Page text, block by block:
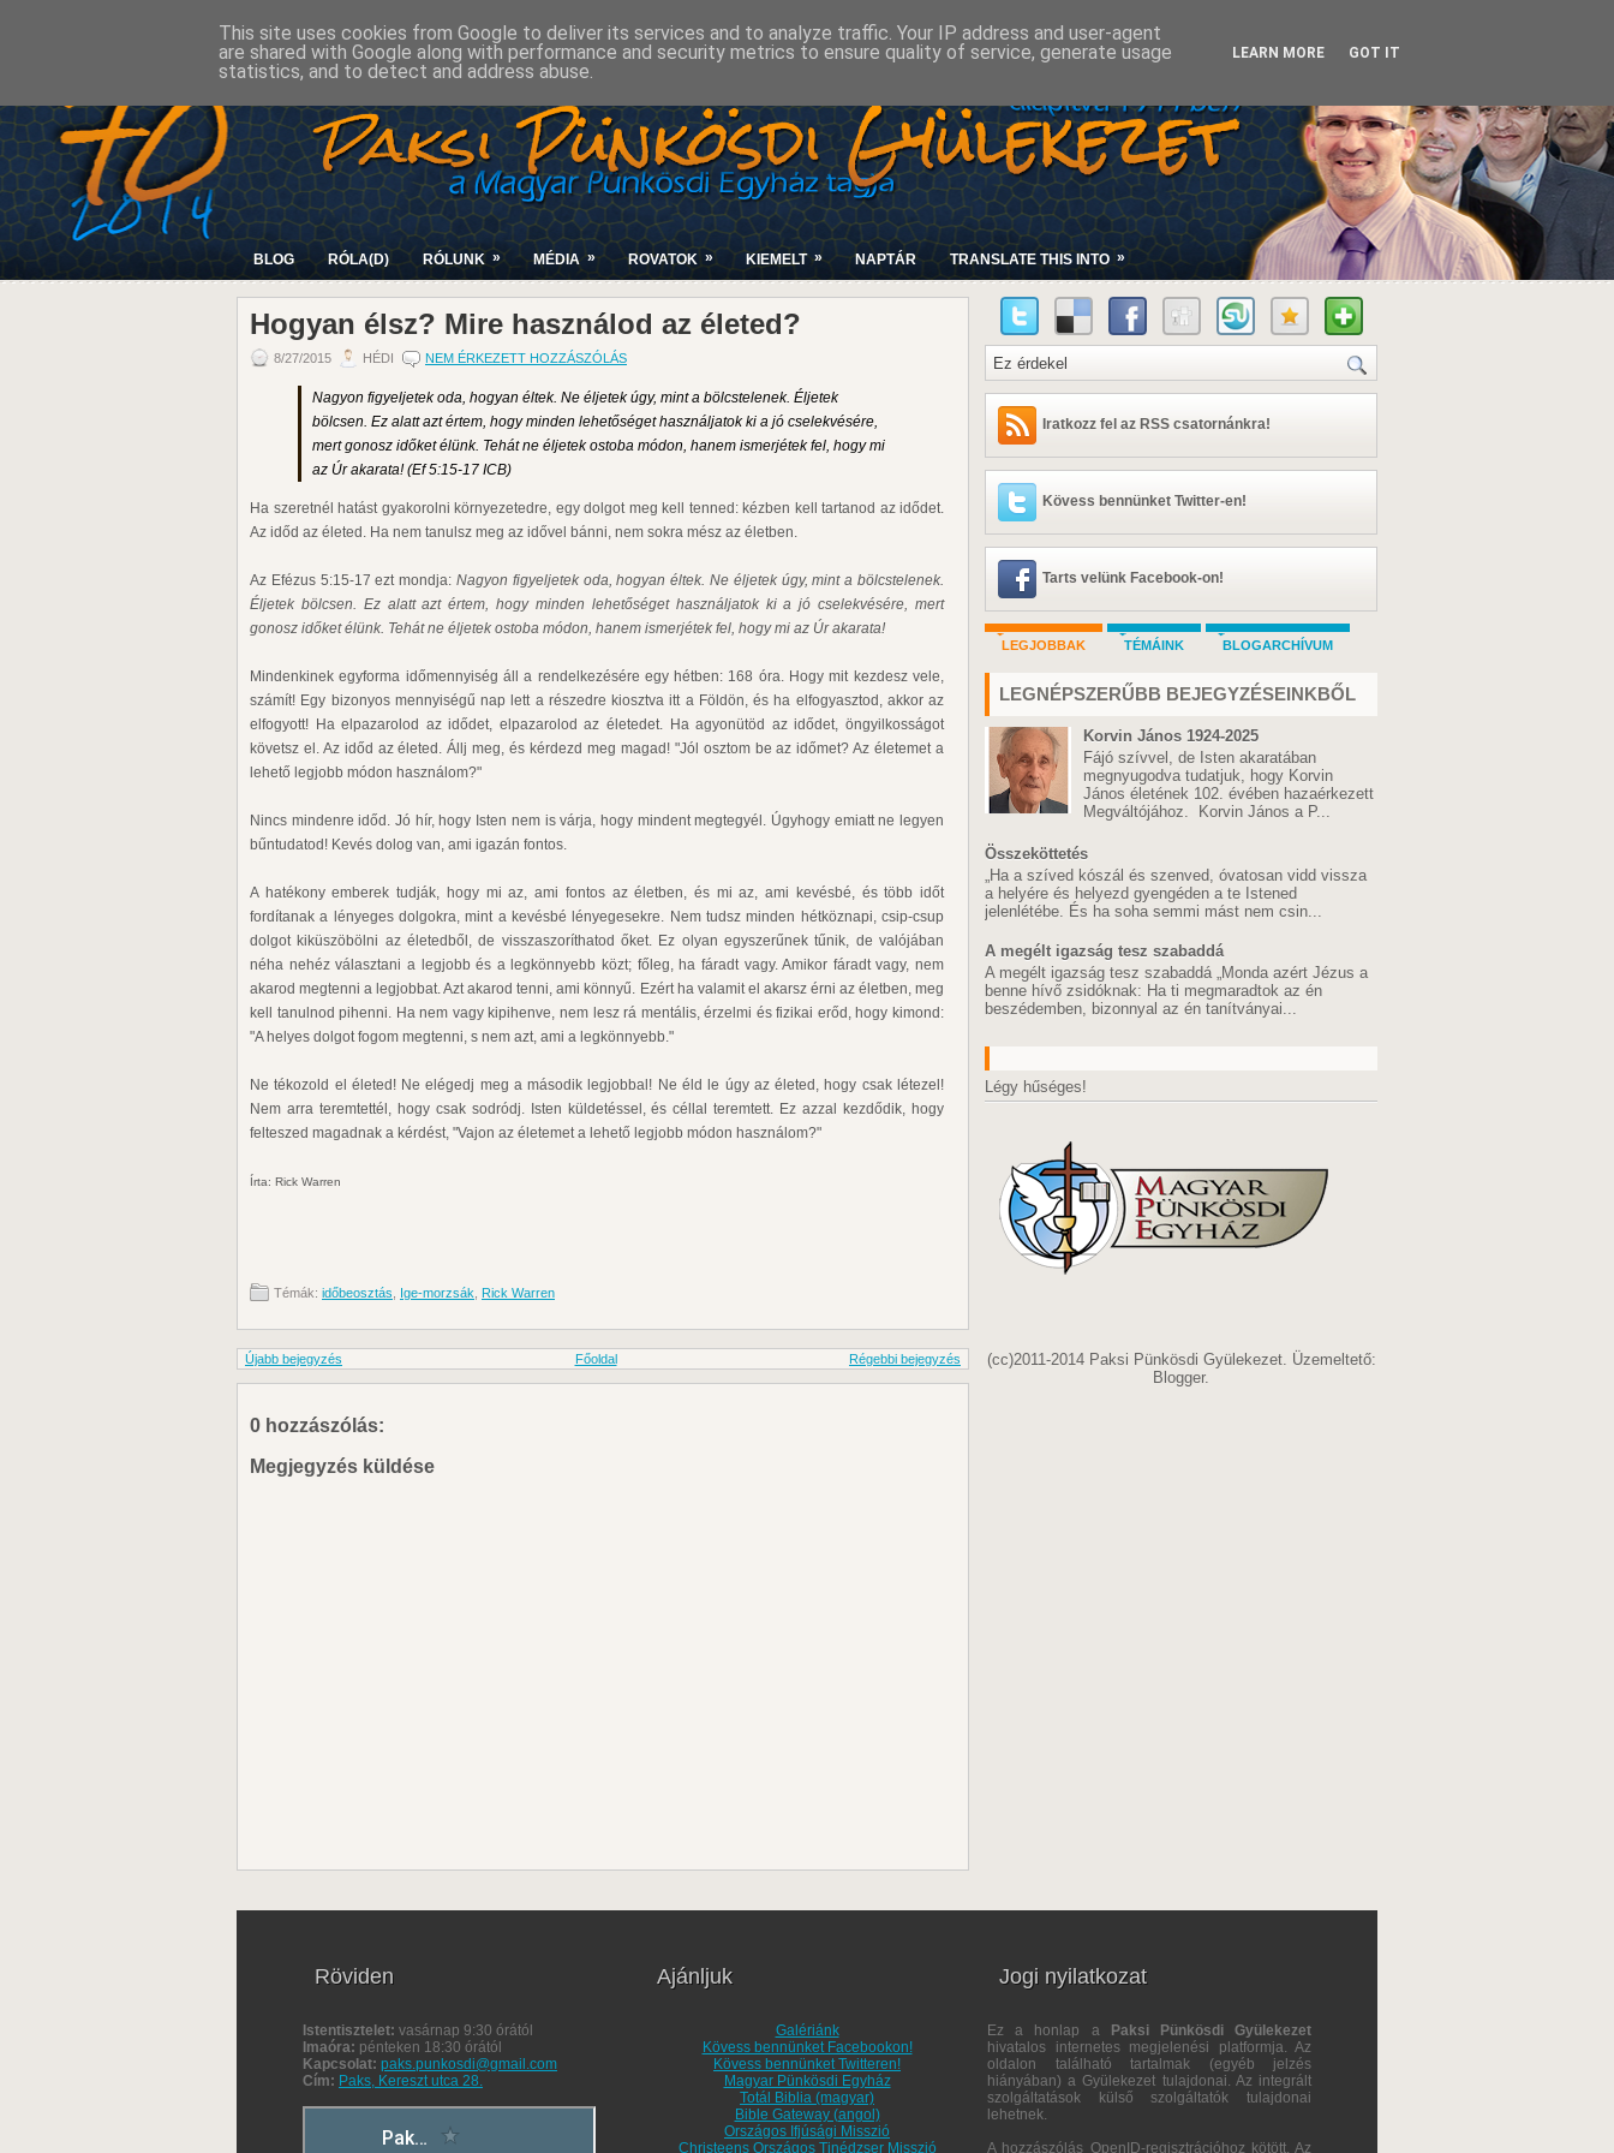
BLOG RÓLA(D) RÓLUNK » MÉDIA » ROVATOK » KIEMELT » NAPTÁR TRANSLATE THIS INTO »
Hogyan élsz? Mire használod az életed?
8/27/2015 HÉDI NEM ÉRKEZETT HOZZÁSZÓLÁS
Nagyon figyeljetek oda, hogyan éltek. Ne éljetek úgy, mint a bölcstelenek. Éljetek
bölcsen. Ez alatt azt értem, hogy minden lehetőséget használjatok ki a jó cselekvésére,
mert gonosz időket élünk. Tehát ne éljetek ostoba módon, hanem ismerjétek fel, hogy mi
az Úr akarata! (Ef 5:15-17 ICB)
Ha szeretnél hatást gyakorolni környezetedre, egy dolgot meg kell tenned: kézben kell tartanod az idődet.
Az időd az életed. Ha nem tanulsz meg az idővel bánni, nem sokra mész az életben.
Az Efézus 5:15-17 ezt mondja: Nagyon figyeljetek oda, hogyan éltek. Ne éljetek úgy, mint a bölcstelenek.
Éljetek bölcsen. Ez alatt azt értem, hogy minden lehetőséget használjatok ki a jó cselekvésére, mert
gonosz időket élünk. Tehát ne éljetek ostoba módon, hanem ismerjétek fel, hogy mi az Úr akarata!
Mindenkinek egyforma időmennyiség áll a rendelkezésére egy hétben: 168 óra. Hogy mit kezdesz vele,
számít! Egy bizonyos mennyiségű nap lett a részedre kiosztva itt a Földön, és ha elfogyasztod, akkor az
elfogyott! Ha elpazarolod az idődet, elpazarolod az életedet. Ha agyonütöd az idődet, öngyilkosságot
követsz el. Az időd az életed. Állj meg, és kérdezd meg magad! "Jól osztom be az időmet? Az életemet a
lehető legjobb módon használom?"
Nincs mindenre időd. Jó hír, hogy Isten nem is várja, hogy mindent megtegyél. Úgyhogy emiatt ne legyen
bűntudatod! Kevés dolog van, ami igazán fontos.
A hatékony emberek tudják, hogy mi az, ami fontos az életben, és mi az, ami kevésbé, és több időt
fordítanak a lényeges dolgokra, mint a kevésbé lényegesekre. Nem tudsz minden hétköznapi, csip-csup
dolgot kiküszöbölni az életedből, de visszaszoríthatod őket. Ez olyan egyszerűnek tűnik, de valójában
néha nehéz választani a legjobb és a legkönnyebb közt; főleg, ha fáradt vagy. Amikor fáradt vagy, nem
akarod megtenni a legjobbat. Azt akarod tenni, ami könnyű. Ezért ha valamit el akarsz érni az életben, meg
kell tanulnod pihenni. Ha nem vagy kipihenve, nem lesz rá mentális, érzelmi és fizikai erőd, hogy kimond:
"A helyes dolgot fogom megtenni, s nem azt, ami a legkönnyebb."
Ne tékozold el életed! Ne elégedj meg a második legjobbal! Ne éld le úgy az életed, hogy csak létezel!
Nem arra teremtettél, hogy csak sodródj. Isten küldetéssel, és céllal teremtett. Ez azzal kezdődik, hogy
felteszed magadnak a kérdést, "Vajon az életemet a lehető legjobb módon használom?"
Írta: Rick Warren
Témák: időbeosztás Ige-morzsák Rick Warren
Újabb bejegyzés Régebbi bejegyzés
Főoldal
0 hozzászólás:
Megjegyzés küldése
Iratkozz fel az RSS csatornánkra!
Kövess bennünket Twitter-en!
Tarts velünk Facebook-on!
LEGJOBBAK TÉMÁINK BLOGARCHÍVUM
LEGNÉPSZERŰBB BEJEGYZÉSEINKBŐL
Korvin János 1924-2025
Fájó szívvel, de Isten akaratában
megnyugodva tudatjuk, hogy Korvin
János életének 102. évében hazaérkezett
Megváltójához. Korvin János a P...
Összeköttetés
„Ha a szíved kószál és szenved, óvatosan vidd vissza
a helyére és helyezd gyengéden a te Istened
jelenlétébe. És ha soha semmi mást nem csin...
A megélt igazság tesz szabaddá
A megélt igazság tesz szabaddá „Monda azért Jézus a
benne hívő zsidóknak: Ha ti megmaradtok az én
beszédemben, bizonnyal az én tanítványai...
Légy hűséges!
(cc)2011-2014 Paksi Pünkösdi Gyülekezet. Üzemeltető:
Blogger.
Röviden
Istentisztelet: vasárnap 9:30 órától
Imaóra: pénteken 18:30 órától
Kapcsolat: paks.punkosdi@gmail.com
Cím: Paks, Kereszt utca 28.
Ajánljuk
Galériánk
Kövess bennünket Facebookon!
Kövess bennünket Twitteren!
Magyar Pünkösdi Egyház
Totál Biblia (magyar)
Bible Gateway (angol)
Országos Ifjúsági Misszió
Christeens Országos Tinédzser Misszió
Jogi nyilatkozat
Ez a honlap a Paksi Pünkösdi Gyülekezet
hivatalos internetes megjelenési platformja. Az
oldalon található tartalmak (egyéb jelzés
hiányában) a Gyülekezet tulajdonai. Az integrált
szolgáltatások külső szolgáltatók tulajdonai
lehetnek.
A hozzászólás OpenID-regisztrációhoz kötött. Az
This site uses cookies from Google to deliver its services and to analyze traffic. Your IP address and user-agent
are shared with Google along with performance and security metrics to ensure quality of service, generate usage
statistics, and to detect and address abuse.
LEARN MORE GOT IT